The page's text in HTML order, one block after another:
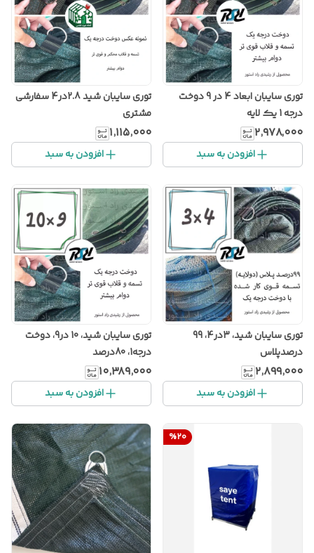
توری سایبان ابعاد 4 در 9 دوخت
درجه 1 یک لایه
۲٬۹۷۸٬۰۰۰
افزودن به سبد
توری سایبان شید 2.8در4 سفارشی
مشتری
۱٬۱۱۵٬۰۰۰
افزودن به سبد
توری سایبان شید، 3در4، 99
درصدپلاس
۲٬۸۹۹٬۰۰۰
افزودن به سبد
توری سایبان شید، 10 در9، دوخت
درجه1، 80درصد
۱۰٬۳۸۹٬۰۰۰
افزودن به سبد
%20